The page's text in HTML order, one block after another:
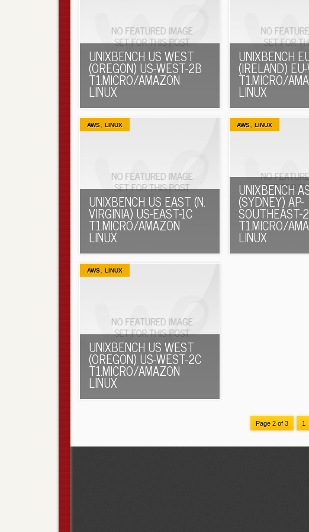
UNIXBENCH US WEST
(OREGON) US-WEST-2B
T1.MICRO/AMAZON
LINUX
UNIXBENCH
(IRELAND)
T1.MICRO/
LINUX
AWS,LINUX
UNIXBENCH US EAST (N.
VIRGINIA) US-EAST-1C
T1.MICRO/AMAZON
LINUX
AWS, LINUX
UNIXBENCH
(SYDNEY) AP-
SOUTHEAST-
T1.MICRO/
LINUX
AWS,LINUX
UNIXBENCH US WEST
(OREGON) US-WEST-2C
T1.MICRO/AMAZON
LINUX
Page 2 of 3 1